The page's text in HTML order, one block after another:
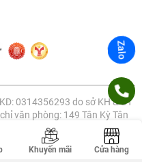
0314356293 do sở KH & ĐT
văn phòng: 149 Tân Kỳ Tân
Minh, Việt Nam.
Zalo
Khuyến mãi Cửa hàng